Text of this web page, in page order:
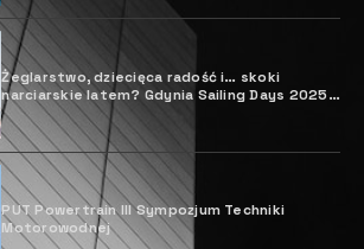
Żeglarstwo, dziecięca radość i… skoki
narciarskie latem? Gdynia Sailing Days 2025
pełne niespodzianek!
PUT Powertrain III Sympozjum Techniki
Motorowodnej